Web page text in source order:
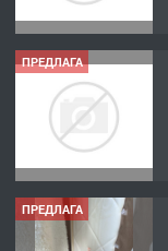
ПРЕДЛАГА
ПРЕДЛАГА